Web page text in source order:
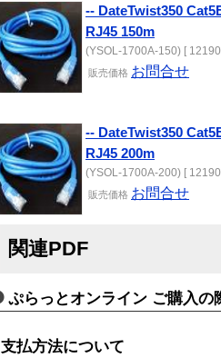
-- DateTwist350
RJ45 150m
(YSOL-1700A-150) [
販売価格 お問合せ
-- DateTwist350
RJ45 200m
(YSOL-1700A-200) [
販売価格 お問合せ
関連PDF
ぷらっとオンライン ご購入の
支払方法について